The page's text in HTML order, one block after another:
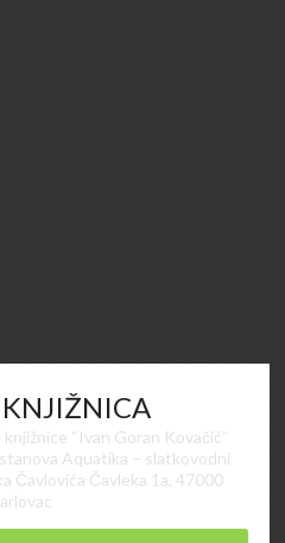
“Ivan Goran Kovačić”
Aquatika – slatkovodni
Čavlovića Čavleka 1a, 47000